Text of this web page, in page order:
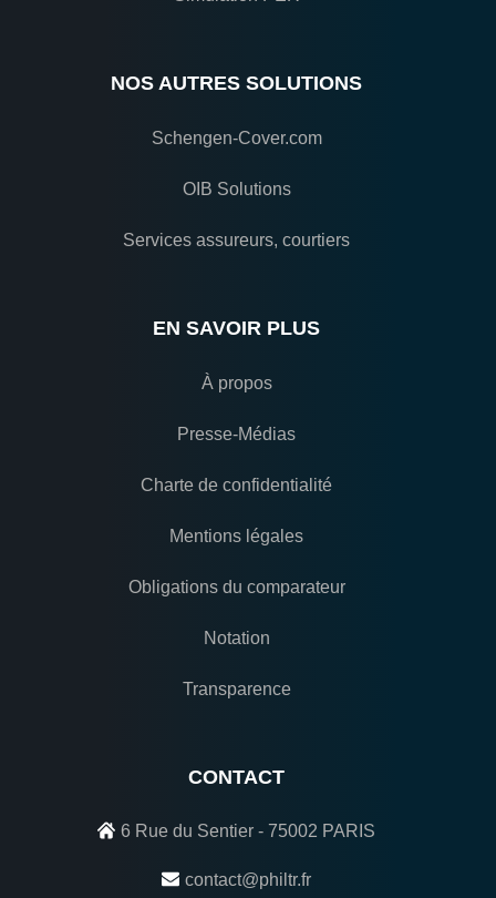
NOS AUTRES SOLUTIONS
Schengen-Cover.com
OIB Solutions
Services assureurs, courtiers
EN SAVOIR PLUS
À propos
Presse-Médias
Charte de confidentialité
Mentions légales
Obligations du comparateur
Notation
Transparence
CONTACT
6 Rue du Sentier - 75002 PARIS
contact@philtr.fr